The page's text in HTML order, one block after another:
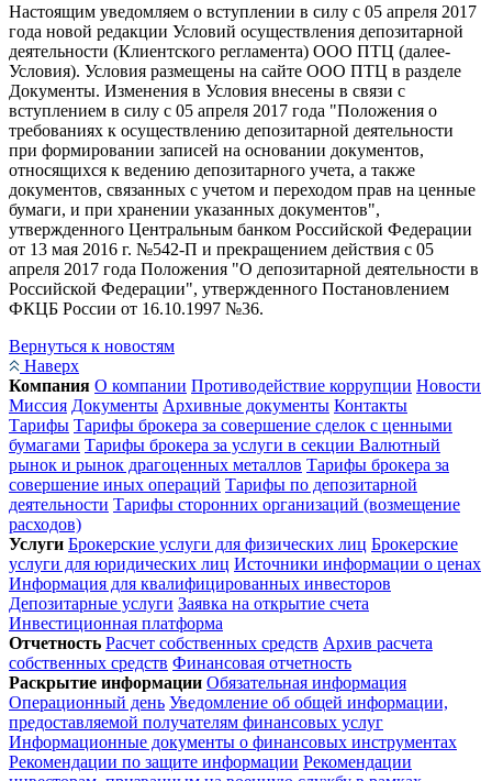
Настоящим уведомляем о вступлении в силу с 05 апреля 2017
года новой редакции Условий осуществления депозитарной
деятельности (Клиентского регламента) ООО ПТЦ (далее-
Условия). Условия размещены на сайте ООО ПТЦ в разделе
Документы. Изменения в Условия внесены в связи с
вступлением в силу с 05 апреля 2017 года "Положения о
требованиях к осуществлению депозитарной деятельности
при формировании записей на основании документов,
относящихся к ведению депозитарного учета, а также
документов, связанных с учетом и переходом прав на ценные
бумаги, и при хранении указанных документов",
утвержденного Центральным банком Российской Федерации
от 13 мая 2016 г. №542-П и прекращением действия с 05
апреля 2017 года Положения "О депозитарной деятельности в
Российской Федерации", утвержденного Постановлением
ФКЦБ России от 16.10.1997 №36.
Вернуться к новостям
Наверх
Компания О компании Противодействие коррупции Новости
Миссия Документы Архивные документы Контакты
Тарифы Тарифы брокера за совершение сделок с ценными
бумагами Тарифы брокера за услуги в секции Валютный
рынок и рынок драгоценных металлов Тарифы брокера за
совершение иных операций Тарифы по депозитарной
деятельности Тарифы сторонних организаций (возмещение
расходов)
Услуги Брокерские услуги для физических лиц Брокерские
услуги для юридических лиц Источники информации о ценах
Информация для квалифицированных инвесторов
Депозитарные услуги Заявка на открытие счета
Инвестиционная платформа
Отчетность Расчет собственных средств Архив расчета
собственных средств Финансовая отчетность
Раскрытие информации Обязательная информация
Операционный день Уведомление об общей информации,
предоставляемой получателям финансовых услуг
Информационные документы о финансовых инструментах
Рекомендации по защите информации Рекомендации